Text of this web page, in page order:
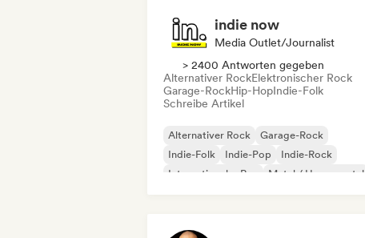
indie now
Media Outlet/Journalist
> 2400 Antworten gegeben
Alternativer RockElektronischer Rock
Garage-RockHip-HopIndie-Folk
Schreibe Artikel
Alternativer Rock
Garage-Rock
Indie-Folk
Indie-Pop
Indie-Rock
Internationaler Rap
Metal / Heavy metal